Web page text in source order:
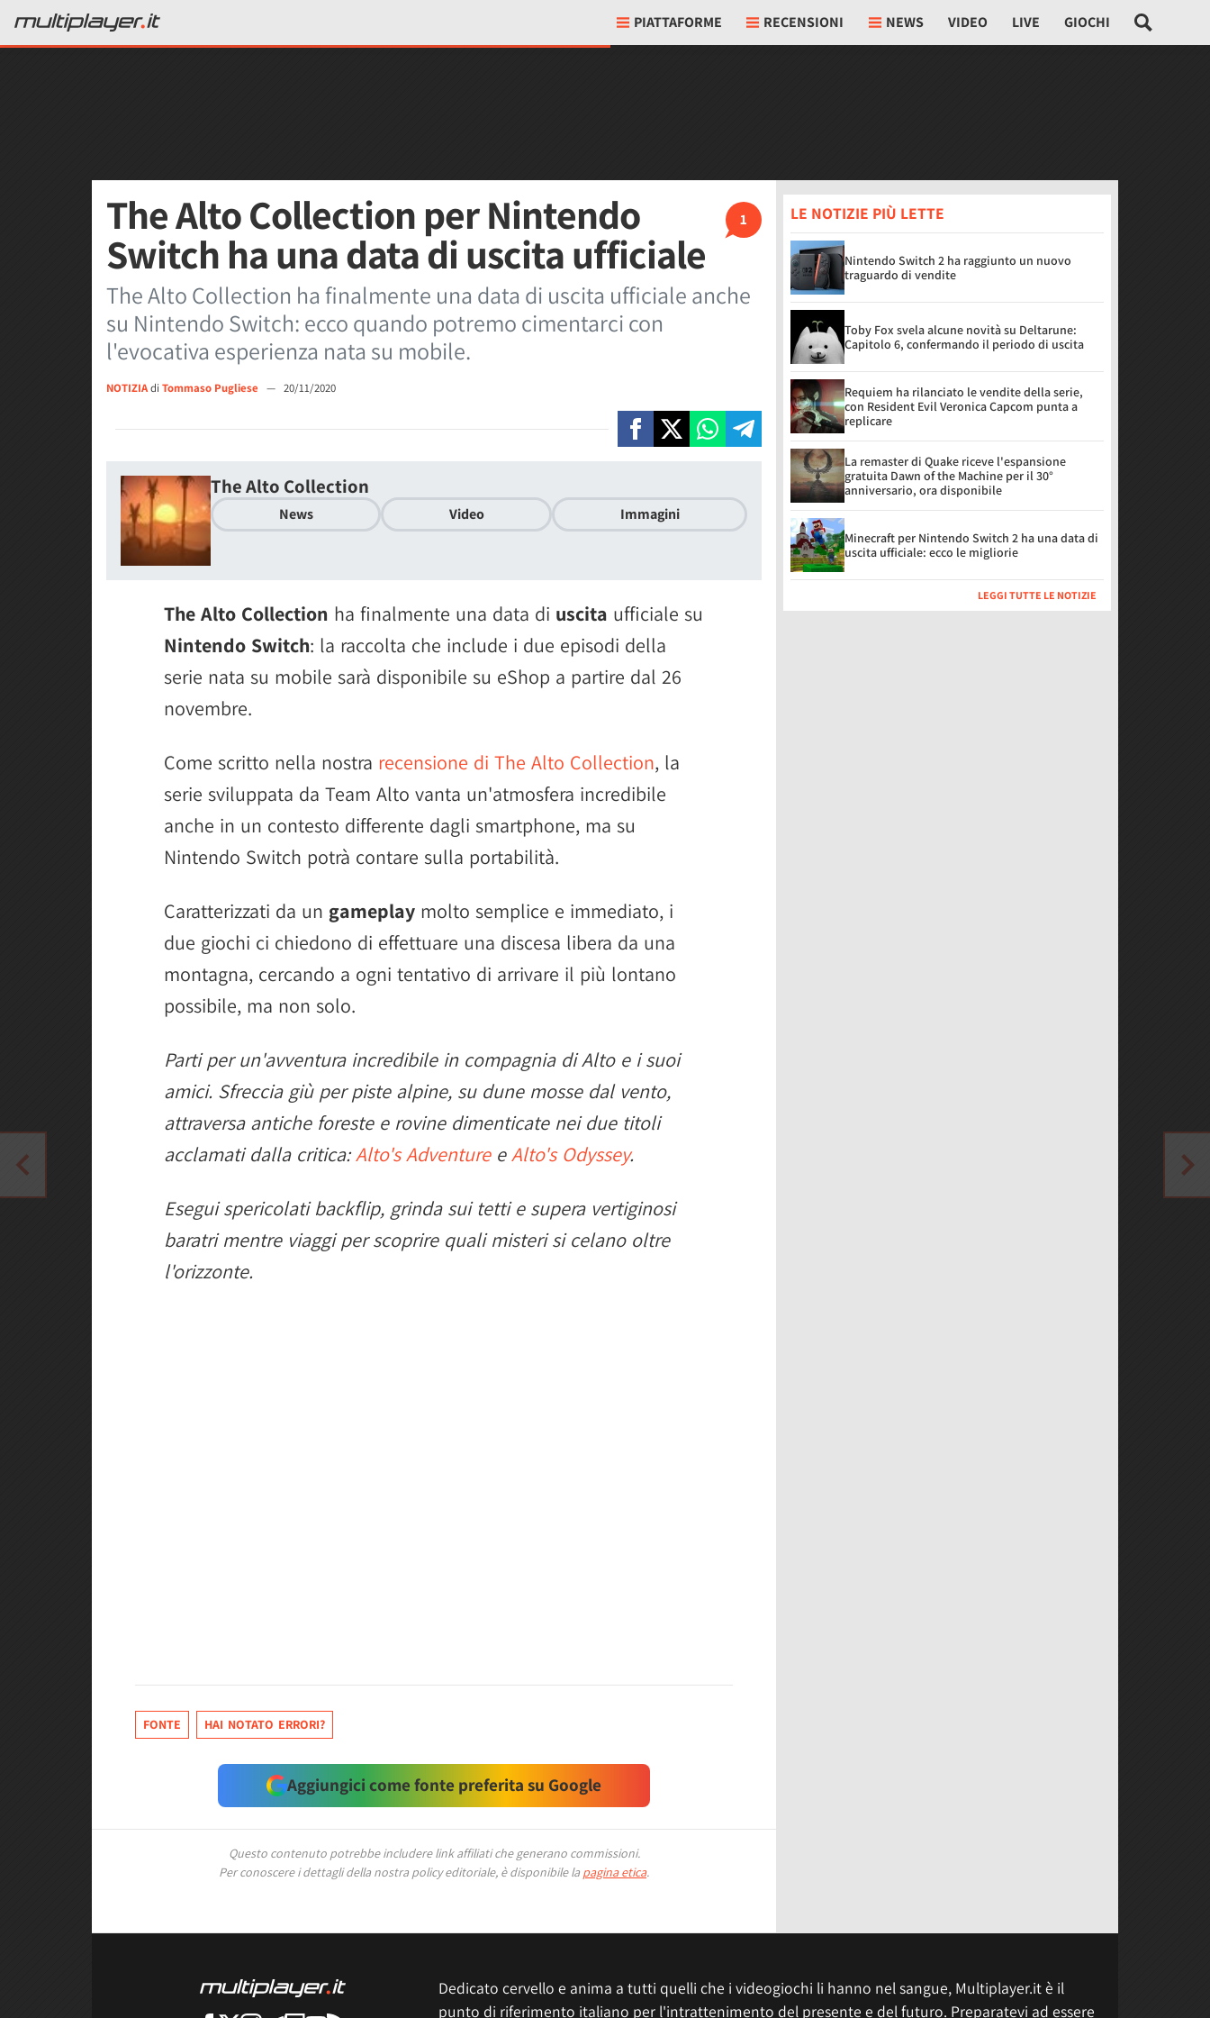
PIATTAFORME RECENSIONI NEWS VIDEO LIVE GIOCHI
1
The Alto Collection per Nintendo
Switch ha una data di uscita ufficiale
The Alto Collection ha finalmente una data di uscita ufficiale anche
su Nintendo Switch: ecco quando potremo cimentarci con
l'evocativa esperienza nata su mobile.
NOTIZIAdi Tommaso Pugliese — 20/11/2020
The Alto Collection
News Video Immagini
The Alto Collection ha finalmente una data di uscita ufficiale su
Nintendo Switch: la raccolta che include i due episodi della
serie nata su mobile sarà disponibile su eShop a partire dal 26
novembre.
Come scritto nella nostra recensione di The Alto Collection, la
serie sviluppata da Team Alto vanta un'atmosfera incredibile
anche in un contesto differente dagli smartphone, ma su
Nintendo Switch potrà contare sulla portabilità.
Caratterizzati da un gameplay molto semplice e immediato, i
due giochi ci chiedono di effettuare una discesa libera da una
montagna, cercando a ogni tentativo di arrivare il più lontano
possibile, ma non solo.
Parti per un'avventura incredibile in compagnia di Alto e i suoi
amici. Sfreccia giù per piste alpine, su dune mosse dal vento,
attraversa antiche foreste e rovine dimenticate nei due titoli
acclamati dalla critica:Alto's AdventureeAlto's Odyssey.
Esegui spericolati backflip, grinda sui tetti e supera vertiginosi
baratri mentre viaggi per scoprire quali misteri si celano oltre
l'orizzonte.
FONTE HAI NOTATO ERRORI?
Aggiungici come fonte preferita su Google
Questo contenuto potrebbe includere link affiliati che generano commissioni.
Per conoscere i dettagli della nostra policy editoriale, è disponibile la pagina etica.
LE NOTIZIE PIÙ LETTE
Nintendo Switch 2 ha raggiunto un nuovo
traguardo di vendite
Toby Fox svela alcune novità su Deltarune:
Capitolo 6, confermando il periodo di uscita
Requiem ha rilanciato le vendite della serie,
con Resident Evil Veronica Capcom punta a
replicare
La remaster di Quake riceve l'espansione
gratuita Dawn of the Machine per il 30°
anniversario, ora disponibile
Minecraft per Nintendo Switch 2 ha una data di
uscita ufficiale: ecco le migliorie
LEGGI TUTTE LE NOTIZIE
Dedicato cervello e anima a tutti quelli che i videogiochi li hanno nel sangue, Multiplayer.it è il
punto di riferimento italiano per l'intrattenimento del presente e del futuro. Preparatevi ad essere